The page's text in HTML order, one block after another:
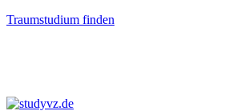
Traumstudium finden